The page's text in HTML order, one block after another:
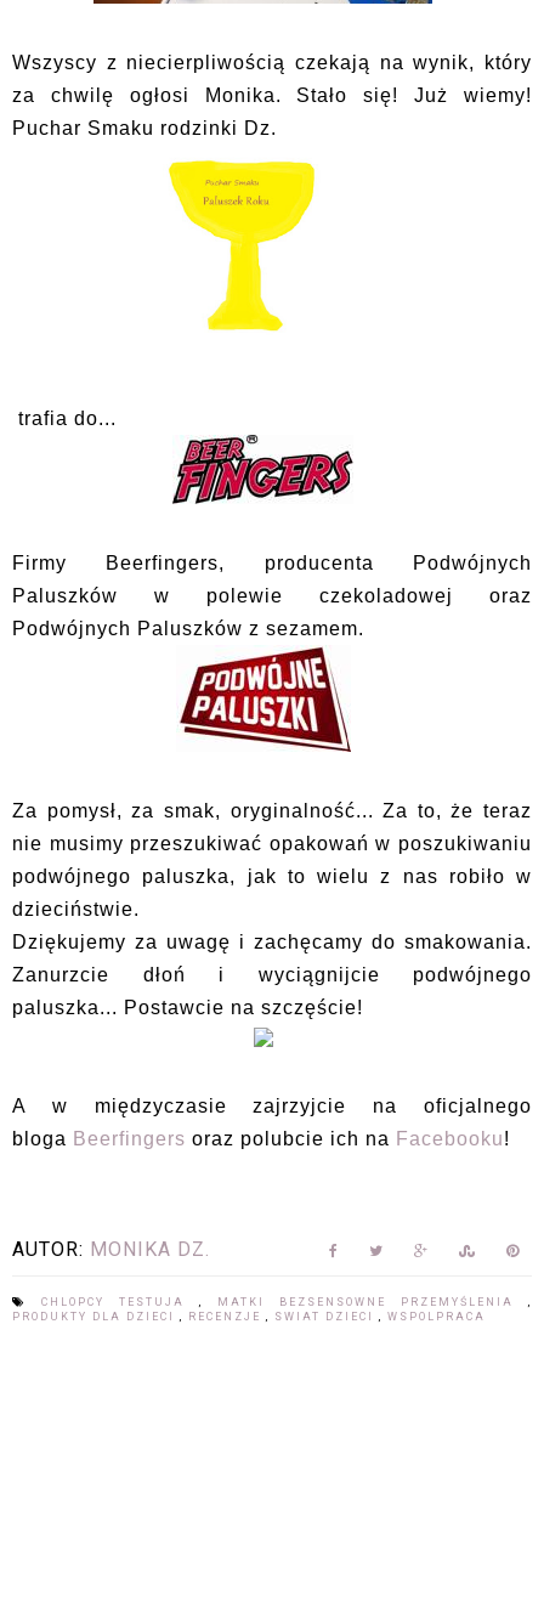
Wszyscy z niecierpliwością czekają na wynik, który
za chwilę ogłosi Monika. Stało się! Już wiemy!
Puchar Smaku rodzinki Dz.
trafia do...
Firmy Beerfingers, producenta Podwójnych
Paluszków w polewie czekoladowej oraz
Podwójnych Paluszków z sezamem.
Za pomysł, za smak, oryginalność... Za to, że teraz
nie musimy przeszukiwać opakowań w poszukiwaniu
podwójnego paluszka, jak to wielu z nas robiło w
dzieciństwie.
Dziękujemy za uwagę i zachęcamy do smakowania.
Zanurzcie dłoń i wyciągnijcie podwójnego
paluszka... Postawcie na szczęście!
A w międzyczasie zajrzyjcie na oficjalnego
bloga Beerfingers oraz polubcie ich na Facebooku!
AUTOR: MONIKA DZ.
CHLOPCY TESTUJA MATKI BEZSENSOWNE PRZEMYŚLENIA
PRODUKTY DLA DZIECI
RECENZJE SWIAT DZIECI WSPOLPRACA